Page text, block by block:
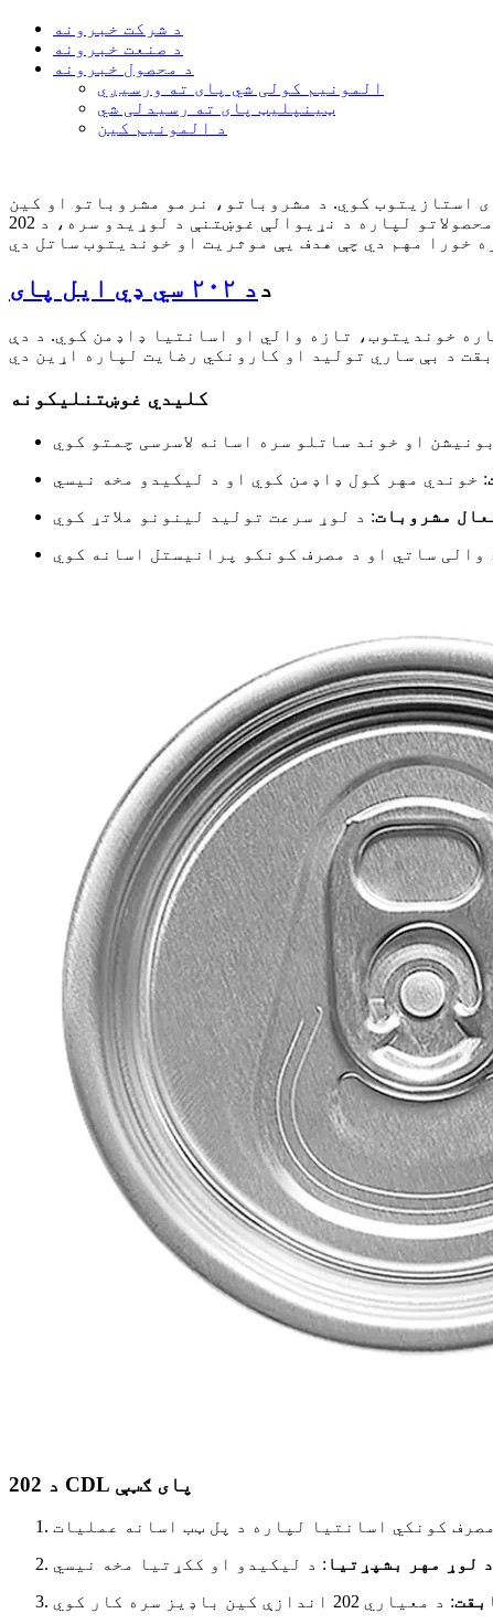
د شرکت خبرونه
د صنعت خبرونه
د محصول خبرونه
المونیم کولی شي پای ته ورسیږي
ټینپلیټ پای ته رسیدلی شي
د المونیم کین
استازیتوب کوي. د مشروباتو، نرمو مشروباتو او کین
شویو محصولاتو لپاره د نړیوالې غوښتنې د لوړیدو سره، د 202 CDL پایونو ډیزاین، فعالیت او تولید کیفیت پوهیدل د تولید کونکو، عرضه کونکو او توزیع کونکو
دد ۲۰۲ سي ډي ایل پای
خوندیتوب، تازه والي او اسانتیا ډاډمن کوي. د دې
کلیدي غوښتنلیکونه
او خوند ساتلو سره اسانه لاسرسی چمتو کوي
: خوندي مهر کول ډاډمن کوي ​​او د لیکیدو مخه نیسي
مشروبات: د لوړ سرعت تولید لینونو ملاتړ کوي
والی ساتي او د مصرف کونکو پرانیستل اسانه کوي
د 202 CDL پای ګټې
کونکي اسانتیا لپاره د پل ټب اسانه عملیات
د لوړ مهر بشپړتیا : د لیکیدو او ککړتیا مخه نیسي
: د معیاري 202 اندازې کین باډیز سره کار کوي